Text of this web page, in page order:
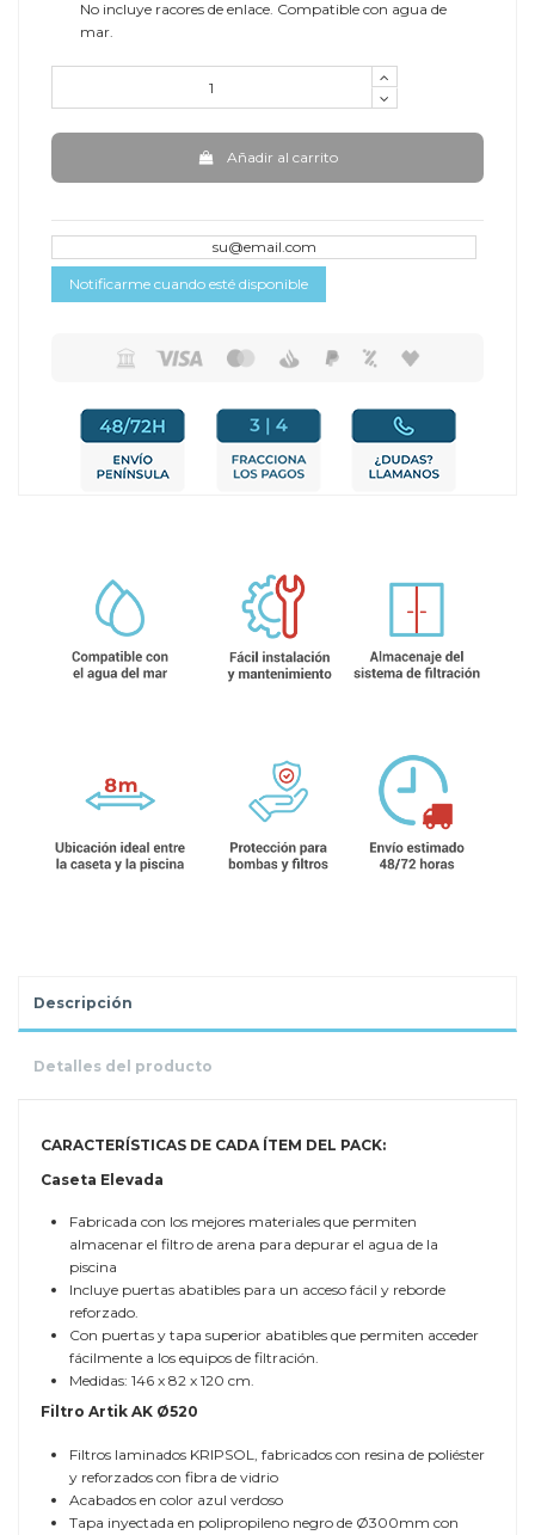
No incluye racores de enlace. Compatible con agua de
mar.
Añadir al carrito
Notificarme cuando esté disponible
Descripción
Detalles del producto
CARACTERÍSTICAS DE CADA ÍTEM DEL PACK:
Caseta Elevada
Fabricada con los mejores materiales que permiten
almacenar el filtro de arena para depurar el agua de la
piscina
Incluye puertas abatibles para un acceso fácil y reborde
reforzado.
Con puertas y tapa superior abatibles que permiten acceder
fácilmente a los equipos de filtración.
Medidas: 146 x 82 x 120 cm.
Filtro Artik AK Ø520
Filtros laminados KRIPSOL, fabricados con resina de poliéster
y reforzados con fibra de vidrio
Acabados en color azul verdoso
Tapa inyectada en polipropileno negro de Ø300mm con